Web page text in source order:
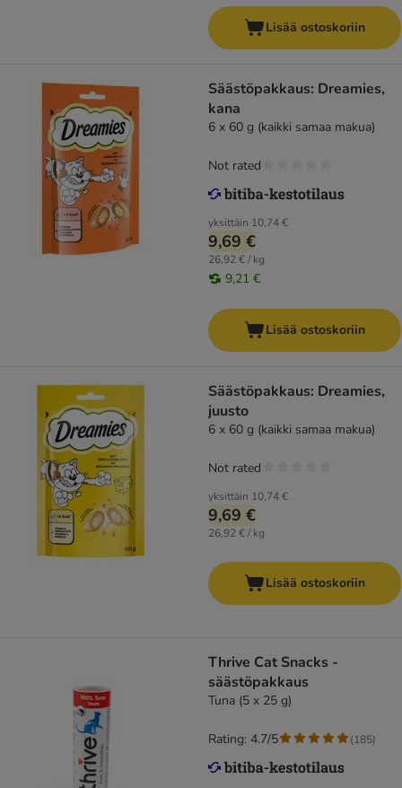
Lisää ostoskoriin
Säästöpakkaus: Dreamies,
kana
6 x 60 g (kaikki samaa makua)
yksittäin 10,74 €
9,69 €
26,92 € / kg
9,21 €
Not rated
Lisää ostoskoriin
Säästöpakkaus: Dreamies,
juusto
6 x 60 g (kaikki samaa makua)
yksittäin 10,74 €
9,69 €
26,92 € / kg
Not rated
Lisää ostoskoriin
Thrive Cat Snacks -
säästöpakkaus
Tuna (5 x 25 g)
Rating: 4.7/5 (185)